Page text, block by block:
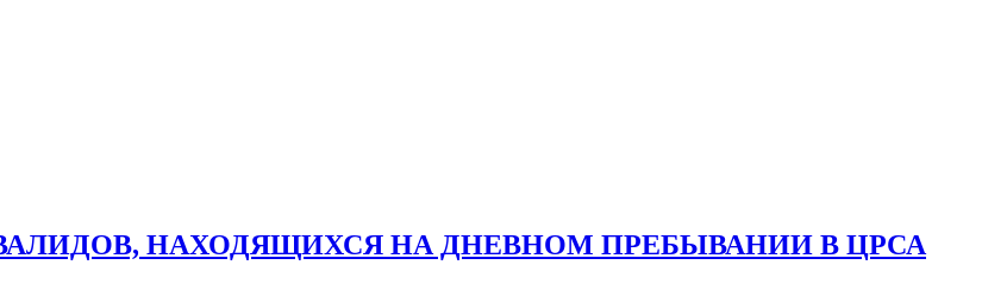
НАХОДЯЩИХСЯ НА ДНЕВНОМ ПРЕБЫВАНИИ В ЦРСА